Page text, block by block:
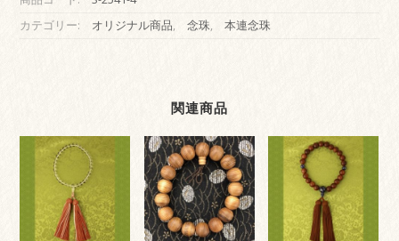
糸
シ
野
カテゴリー:
オリジナル商品, 念珠, 本連念珠
関連商品